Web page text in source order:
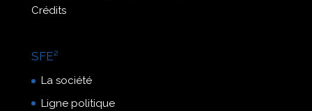
Crédits
SFE²
La société
Ligne politique